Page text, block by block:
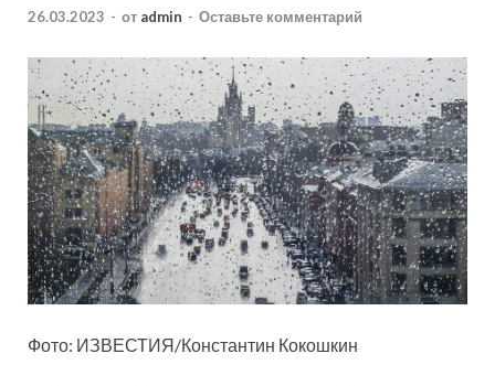
26.03.2023 - от admin - Оставьте комментарий
Фото: ИЗВЕСТИЯ/Константин Кокошкин